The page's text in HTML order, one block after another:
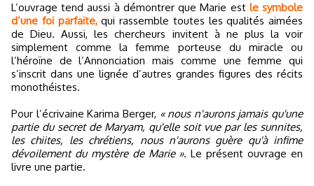
L’ouvrage tend aussi à démontrer que Marie est le symbole
d’une foi parfaite,qui rassemble toutes les qualités aimées
de Dieu. Aussi, les chercheurs invitent à ne plus la voir
simplement comme la femme porteuse du miracle ou
l’héroïne de l’Annonciation mais comme une femme qui
s’inscrit dans une lignée d’autres grandes figures des récits
monothéistes.
Pour l’écrivaine Karima Berger, « nous n'aurons jamais qu'une
partie du secret de Maryam, qu'elle soit vue par les sunnites,
les chiites, les chrétiens, nous n'aurons guère qu'à infime
dévoilement du mystère de Marie ». Le présent ouvrage en
livre une partie.